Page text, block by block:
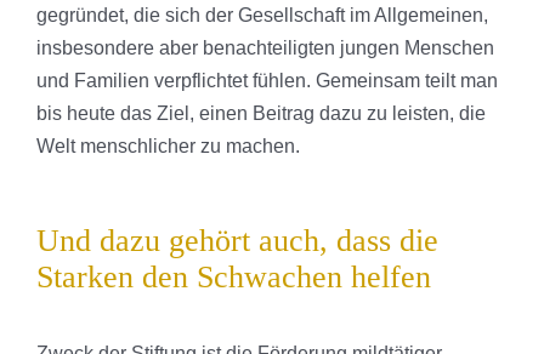
gegründet, die sich der Gesellschaft im Allgemeinen,
insbesondere aber benachteiligten jungen Menschen
und Familien verpflichtet fühlen. Gemeinsam teilt man
bis heute das Ziel, einen Beitrag dazu zu leisten, die
Welt menschlicher zu machen.
Und dazu gehört auch, dass die
Starken den Schwachen helfen